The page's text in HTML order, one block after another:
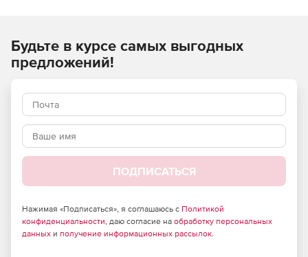
сохранением каждого изменения, внесенного в
объекты, в виде разных версий.
Восстановление удаленных объектов AD и их
атрибутов в один клик с использованием функции
копий и ассимилировать резервные копии с истекшим
сроком в полную резервную копию, чтобы уменьшить
пространство для хранения.
Будьте в курсе самых выгодных
предложений!
ПОДПИСАТЬСЯ
Нажимая «Подписаться», я соглашаюсь с Политикой
конфиденциальности, даю согласие на обработку персональных
данных и получение информационных рассылок.